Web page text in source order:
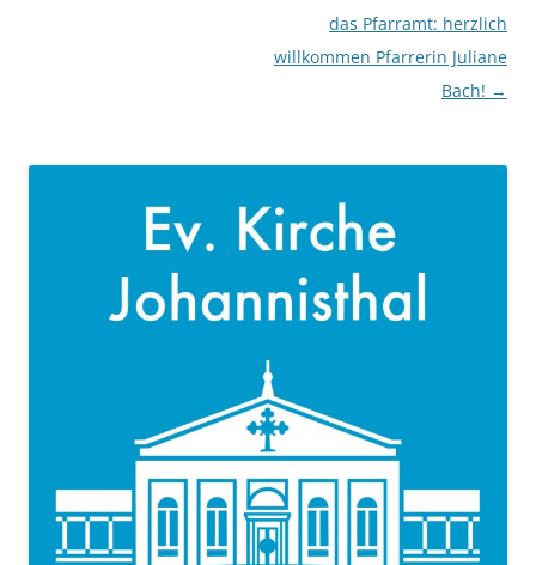
das Pfarramt: herzlich
willkommen Pfarrerin Juliane
Bach! →